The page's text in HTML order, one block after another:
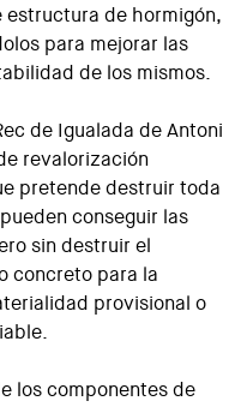
de hormigón,
para mejorar las
de los mismos.
de Igualada de Antoni
revalorización
pretende destruir toda
conseguir las
sin destruir el
concreto para la
provisional o
los componentes de